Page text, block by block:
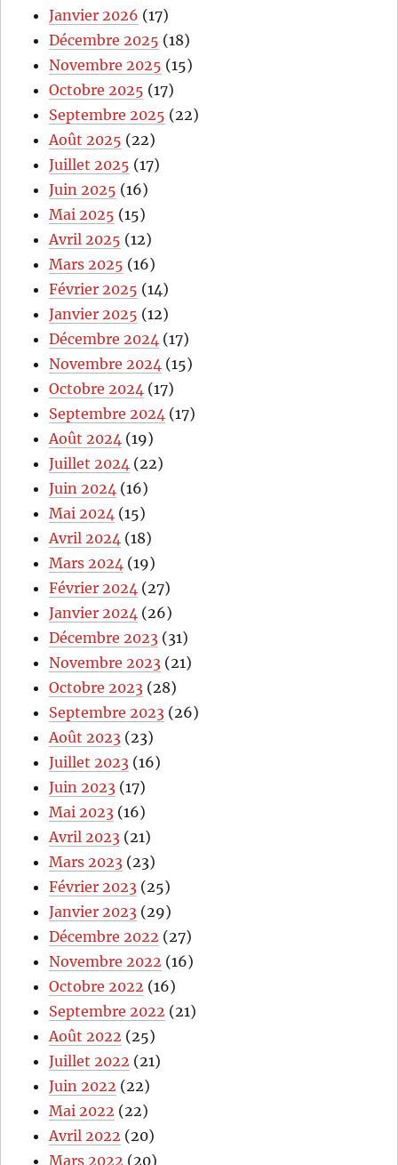
Janvier 2026 (17)
Décembre 2025 (18)
Novembre 2025 (15)
Octobre 2025 (17)
Septembre 2025 (22)
Août 2025 (22)
Juillet 2025 (17)
Juin 2025 (16)
Mai 2025 (15)
Avril 2025 (12)
Mars 2025 (16)
Février 2025 (14)
Janvier 2025 (12)
Décembre 2024 (17)
Novembre 2024 (15)
Octobre 2024 (17)
Septembre 2024 (17)
Août 2024 (19)
Juillet 2024 (22)
Juin 2024 (16)
Mai 2024 (15)
Avril 2024 (18)
Mars 2024 (19)
Février 2024 (27)
Janvier 2024 (26)
Décembre 2023 (31)
Novembre 2023 (21)
Octobre 2023 (28)
Septembre 2023 (26)
Août 2023 (23)
Juillet 2023 (16)
Juin 2023 (17)
Mai 2023 (16)
Avril 2023 (21)
Mars 2023 (23)
Février 2023 (25)
Janvier 2023 (29)
Décembre 2022 (27)
Novembre 2022 (16)
Octobre 2022 (16)
Septembre 2022 (21)
Août 2022 (25)
Juillet 2022 (21)
Juin 2022 (22)
Mai 2022 (22)
Avril 2022 (20)
Mars 2022 (20)